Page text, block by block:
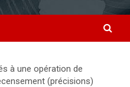
à une opération de
(précisions)